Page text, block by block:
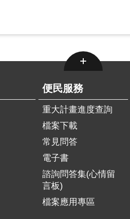
便民服務
重大計畫進度查詢
檔案下載
常見問答
電子書
諮詢問答集(心情留
言板)
檔案應用專區